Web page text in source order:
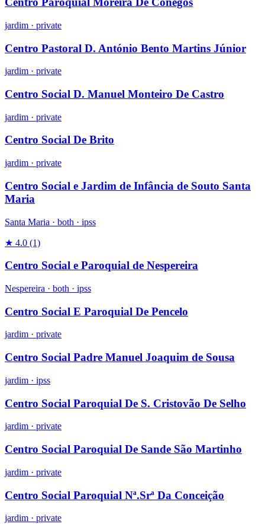
jardim · private
Centro Pastoral D. António Bento Martins Júnior
jardim · private
Centro Social D. Manuel Monteiro De Castro
jardim · private
Centro Social De Brito
jardim · private
Centro Social e Jardim de Infância de Souto Santa
Maria
Santa Maria · both · ipss
★ 4.0 (1)
Centro Social e Paroquial de Nespereira
Nespereira · both · ipss
Centro Social E Paroquial De Pencelo
jardim · private
Centro Social Padre Manuel Joaquim de Sousa
jardim · ipss
Centro Social Paroquial De S. Cristovão De Selho
jardim · private
Centro Social Paroquial De Sande São Martinho
jardim · private
Centro Social Paroquial Nª.Srª Da Conceição
jardim · private